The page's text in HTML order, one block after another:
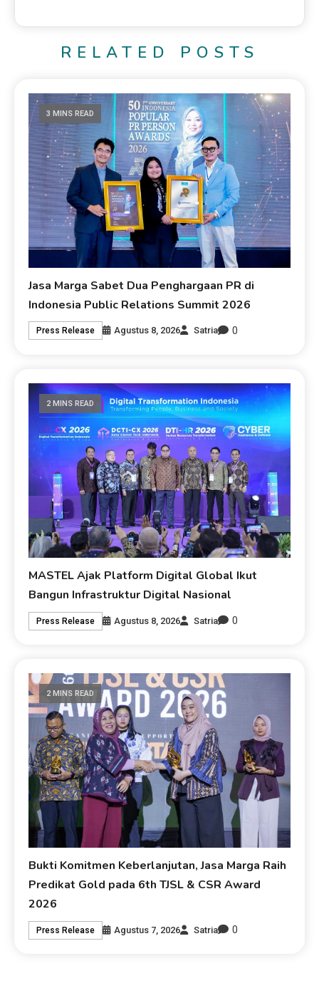
RELATED POSTS
3 MINS READ
Jasa Marga Sabet Dua Penghargaan PR di
Indonesia Public Relations Summit 2026
Press Release Agustus 8, 2026 Satria 0
2 MINS READ
MASTEL Ajak Platform Digital Global Ikut
Bangun Infrastruktur Digital Nasional
Press Release Agustus 8, 2026 Satria 0
2 MINS READ
Bukti Komitmen Keberlanjutan, Jasa Marga Raih
Predikat Gold pada 6th TJSL & CSR Award
2026
Press Release Agustus 7, 2026 Satria 0